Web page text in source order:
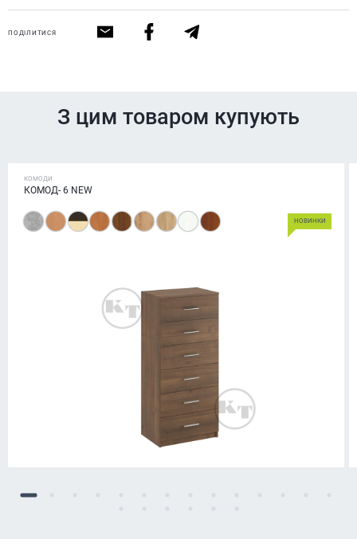
ПОДІЛИТИСЯ
З цим товаром купують
КОМОДИ
КОМОД- 6 NEW
НОВИНКИ